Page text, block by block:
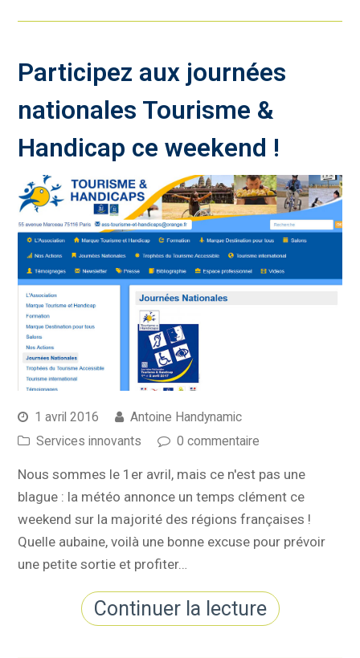
Participez aux journées
nationales Tourisme &
Handicap ce weekend !
1 avril 2016
Antoine Handynamic
Services innovants
0 commentaire
Nous sommes le 1er avril, mais ce n'est pas une
blague : la météo annonce un temps clément ce
weekend sur la majorité des régions françaises !
Quelle aubaine, voilà une bonne excuse pour prévoir
une petite sortie et profiter…
Continuer la lecture